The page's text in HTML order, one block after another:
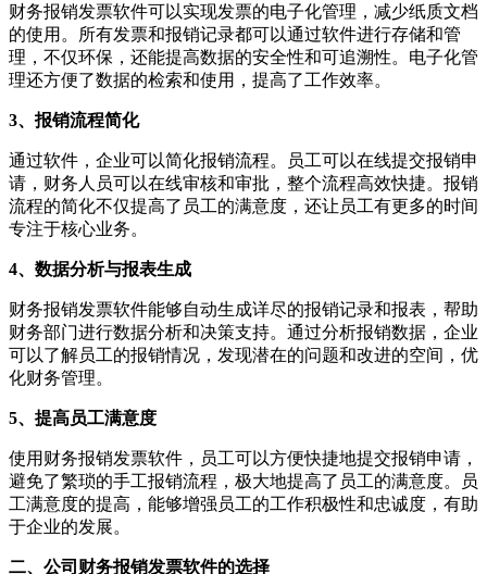
财务报销发票软件可以实现发票的电子化管理，减少纸质文档
的使用。所有发票和报销记录都可以通过软件进行存储和管
理，不仅环保，还能提高数据的安全性和可追溯性。电子化管
理还方便了数据的检索和使用，提高了工作效率。
3、报销流程简化
通过软件，企业可以简化报销流程。员工可以在线提交报销申
请，财务人员可以在线审核和审批，整个流程高效快捷。报销
流程的简化不仅提高了员工的满意度，还让员工有更多的时间
专注于核心业务。
4、数据分析与报表生成
财务报销发票软件能够自动生成详尽的报销记录和报表，帮助
财务部门进行数据分析和决策支持。通过分析报销数据，企业
可以了解员工的报销情况，发现潜在的问题和改进的空间，优
化财务管理。
5、提高员工满意度
使用财务报销发票软件，员工可以方便快捷地提交报销申请，
避免了繁琐的手工报销流程，极大地提高了员工的满意度。员
工满意度的提高，能够增强员工的工作积极性和忠诚度，有助
于企业的发展。
二、公司财务报销发票软件的选择